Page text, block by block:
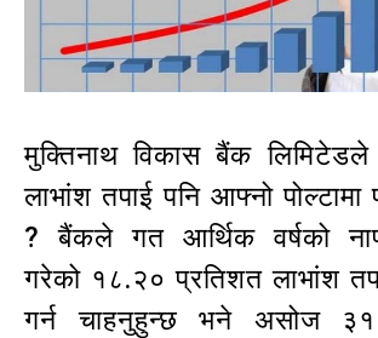
मुक्तिनाथ विकास बैंक लिमिटेडले
लाभांश तपाई पनि आफ्नो पोल्टामा
? बैंकले गत आर्थिक वर्षको
गरेको १८.२० प्रतिशत लाभांश
गर्न चाहनुहुन्छ भने असोज